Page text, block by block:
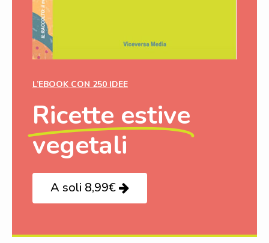
L’EBOOK CON 250 IDEE
Ricette estive
vegetali
A soli 8,99€